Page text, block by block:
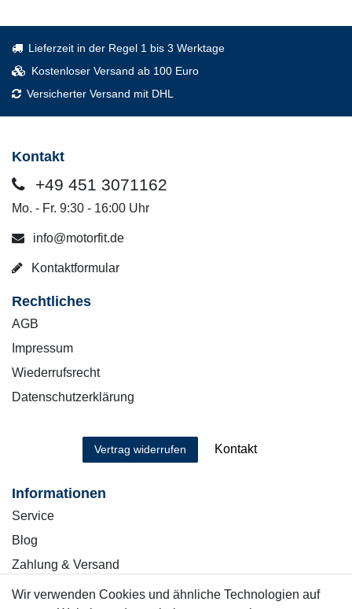
Lieferzeit in der Regel 1 bis 3 Werktage
Kostenloser Versand ab 100 Euro
Versicherter Versand mit DHL
Kontakt
+49 451 3071162
Mo. - Fr. 9:30 - 16:00 Uhr
info@motorfit.de
Kontaktformular
Rechtliches
AGB
Impressum
Wiederrufsrecht
Datenschutzerklärung
Vertrag widerrufen Kontakt
Informationen
Service
Blog
Zahlung & Versand
Sicher einkaufen
Wir verwenden Cookies und ähnliche Technologien auf